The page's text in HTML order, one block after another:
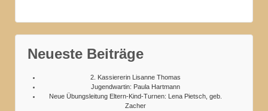
Neueste Beiträge
2. Kassiererin Lisanne Thomas
Jugendwartin: Paula Hartmann
Neue Übungsleitung Eltern-Kind-Turnen: Lena Pietsch, geb.
Zacher